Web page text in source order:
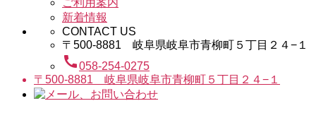
新着情報
CONTACT US
〒500-8881 岐阜県岐阜市青柳町５丁目２４−１
call058-254-0275
〒500-8881 岐阜県岐阜市青柳町５丁目２４−１